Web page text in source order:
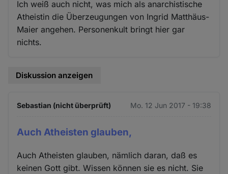
Ich weiß auch nicht, was mich als anarchistische
Atheistin die Überzeugungen von Ingrid Matthäus-
Maier angehen. Personenkult bringt hier gar
nichts.
Diskussion anzeigen
Sebastian (nicht überprüft) Mo. 12 Jun 2017 - 19:38
Auch Atheisten glauben,
Auch Atheisten glauben, nämlich daran, daß es
keinen Gott gibt. Wissen können sie es nicht. Sie